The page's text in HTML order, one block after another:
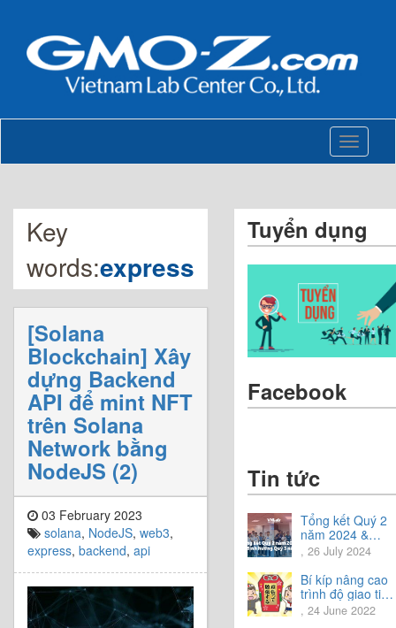
Toggle
Key
words:express
[Solana
Blockchain] Xây
dựng Backend
API để mint NFT
trên Solana
Network bằng
NodeJS (2)
03 February 2023
solana, NodeJS, web3,
express, backend, api
Tuyển dụng
Facebook
Tin tức
Tổng kết Quý 2
năm 2024 &
Chia sẻ định
hướng Quý 3
năm 2024
, 26 July 2024
Bí kíp nâng cao
trình độ giao tiếp
tiếng Nhật.
, 24 June 2022